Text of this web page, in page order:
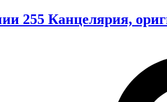
255 Канцелярия,